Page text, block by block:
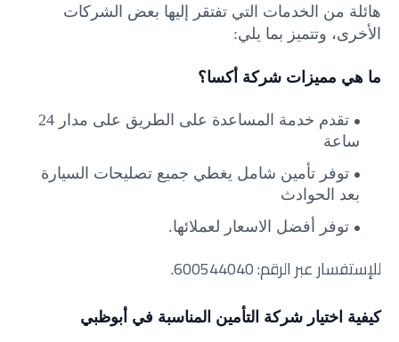
هائلة من الخدمات التي تفتقر إليها بعض الشركات
الأخرى، وتتميز بما يلي:
ما هي مميزات شركة أكسا؟
تقدم خدمة المساعدة على الطريق على مدار 24
ساعة
توفر تأمين شامل يغطي جميع تصليحات السيارة
بعد الحوادث
توفر أفضل الاسعار لعملائها.
للإستفسار عبر الرقم: 600544040.
كيفية اختيار شركة التأمين المناسبة في أبوظبي